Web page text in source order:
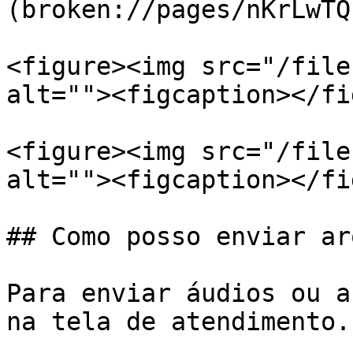
(broken://pages/
<figure><img src="/files/
alt=""><figcaption></
<figure><img src="/
alt=""><figcaption></
## Como posso enviar
Para enviar áudios ou
na tela de atendimento.